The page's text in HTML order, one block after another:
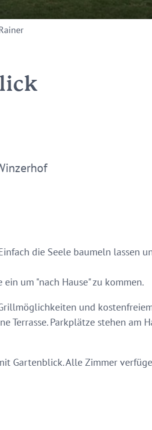
die Seele baumeln lassen
um "nach Hause" zu kommen.
und
Terrasse. Parkplätze stehen am
Gartenblick. Alle Zimmer